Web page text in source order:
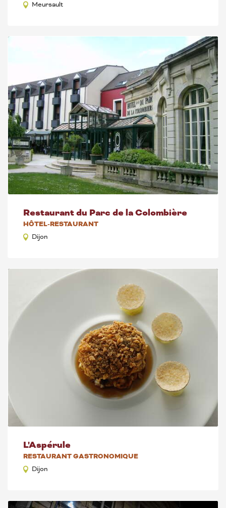
Meursault
Restaurant du Parc de la Colombière
HÔTEL-RESTAURANT
Dijon
L'Aspérule
RESTAURANT GASTRONOMIQUE
Dijon